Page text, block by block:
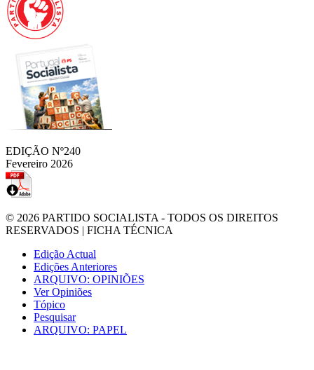
EDIÇÃO Nº240
Fevereiro 2026
© 2026 PARTIDO SOCIALISTA - TODOS OS DIREITOS
RESERVADOS | FICHA TÉCNICA
Edição Actual
Edições Anteriores
ARQUIVO: OPINIÕES
Ver Opiniões
Tópico
Pesquisar
ARQUIVO: PAPEL